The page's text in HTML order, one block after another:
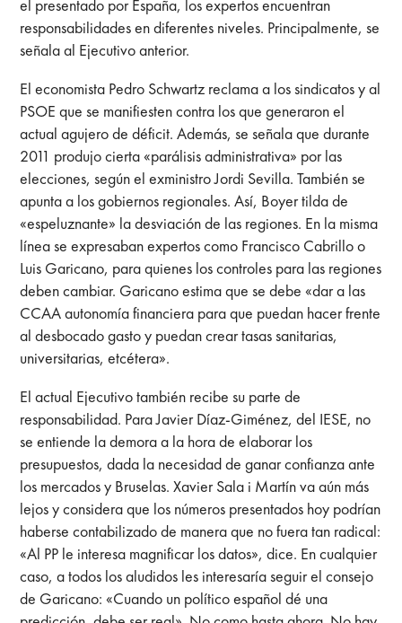
el presentado por España, los expertos encuentran
responsabilidades en diferentes niveles. Principalmente, se
señala al Ejecutivo anterior.
El economista Pedro Schwartz reclama a los sindicatos y al
PSOE que se manifiesten contra los que generaron el
actual agujero de déficit. Además, se señala que durante
2011 produjo cierta «parálisis administrativa» por las
elecciones, según el exministro Jordi Sevilla. También se
apunta a los gobiernos regionales. Así, Boyer tilda de
«espeluznante» la desviación de las regiones. En la misma
línea se expresaban expertos como Francisco Cabrillo o
Luis Garicano, para quienes los controles para las regiones
deben cambiar. Garicano estima que se debe «dar a las
CCAA autonomía financiera para que puedan hacer frente
al desbocado gasto y puedan crear tasas sanitarias,
universitarias, etcétera».
El actual Ejecutivo también recibe su parte de
responsabilidad. Para Javier Díaz-Giménez, del IESE, no
se entiende la demora a la hora de elaborar los
presupuestos, dada la necesidad de ganar confianza ante
los mercados y Bruselas. Xavier Sala i Martín va aún más
lejos y considera que los números presentados hoy podrían
haberse contabilizado de manera que no fuera tan radical:
«Al PP le interesa magnificar los datos», dice. En cualquier
caso, a todos los aludidos les interesaría seguir el consejo
de Garicano: «Cuando un político español dé una